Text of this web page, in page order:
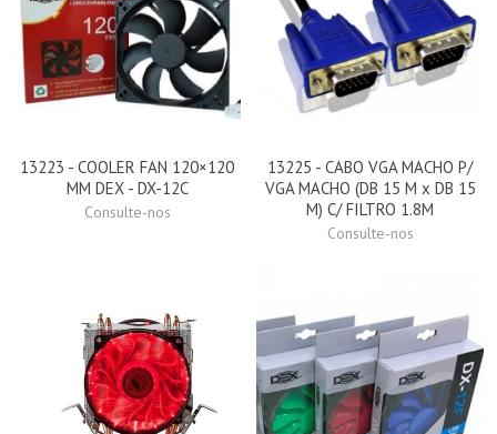
13223 - COOLER FAN 120×120
MM DEX - DX-12C
Consulte-nos
13225 - CABO VGA MACHO P/
VGA MACHO (DB 15 M x DB 15
M) C/ FILTRO 1.8M
Consulte-nos